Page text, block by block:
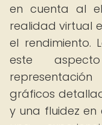
en cuenta al
realidad virtual
el rendimiento.
este
gráficos
y una fluidez